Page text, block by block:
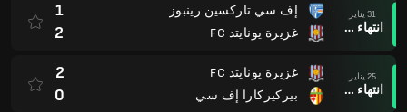
31 يناير
انتهاء وقت المباراة
إف سي تاركسين رينبوز
غزيرة يونايتد FC
1
2
25 يناير
انتهاء وقت المباراة
غزيرة يونايتد FC
بيركيركارا إف سي
2
0